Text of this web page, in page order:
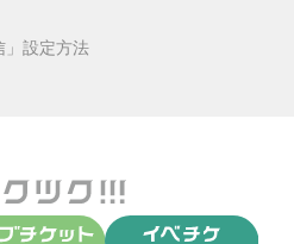
」設定方法